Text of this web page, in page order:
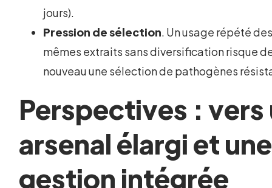
jours).
Pression de sélection. Un usage répété
mêmes extraits sans diversification risque
nouveau une sélection de pathogènes
Perspectives : vers
arsenal élargi et une
gestion intégrée